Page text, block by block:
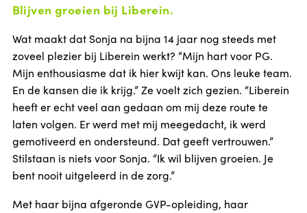
Blijven groeien bij Liberein.
Wat maakt dat Sonja na bijna 14 jaar nog steeds met
zoveel plezier bij Liberein werkt? “Mijn hart voor PG.
Mijn enthousiasme dat ik hier kwijt kan. Ons leuke team.
En de kansen die ik krijg.” Ze voelt zich gezien. “Liberein
heeft er echt veel aan gedaan om mij deze route te
laten volgen. Er werd met mij meegedacht, ik werd
gemotiveerd en ondersteund. Dat geeft vertrouwen.”
Stilstaan is niets voor Sonja. “Ik wil blijven groeien. Je
bent nooit uitgeleerd in de zorg.”
Met haar bijna afgeronde GVP-opleiding, haar